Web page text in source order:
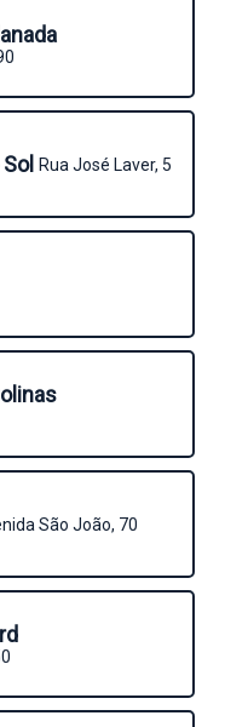
Rua José Laver, 5
São João, 70